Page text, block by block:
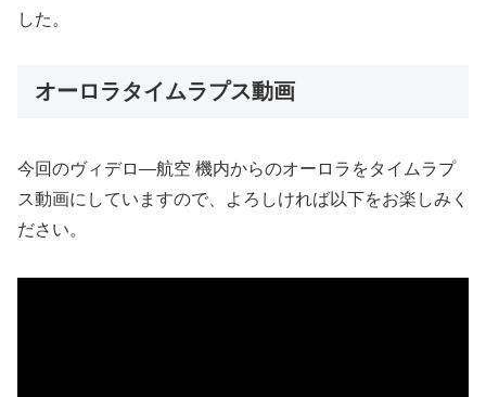
した。
オーロラタイムラプス動画
今回のヴィデロ―航空 機内からのオーロラをタイムラプ
ス動画にしていますので、よろしければ以下をお楽しみく
ださい。